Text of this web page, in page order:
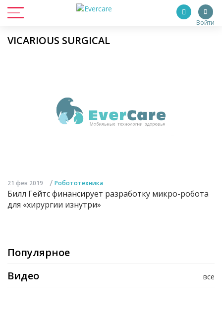
Войти
VICARIOUS SURGICAL
21 фев 2019 / Робототехника
Билл Гейтс финансирует разработку микро-робота
для «хирургии изнутри»
Популярное
все
Видео